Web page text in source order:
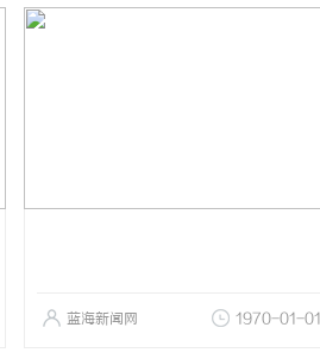
蓝海新闻网 1970-01-01